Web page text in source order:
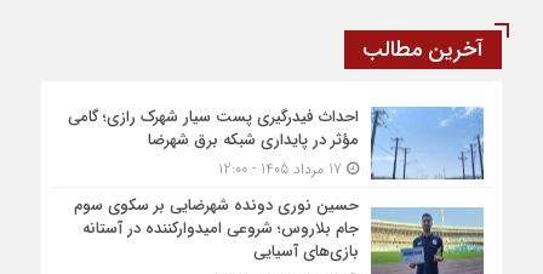
آخرین مطالب
احداث فیدرگیری پست سیار شهرک رازی؛ گامی
مؤثر در پایداری شبکه برق شهرضا
حسین نوری دونده شهرضایی بر سکوی سوم
جام بلاروس؛ شروعی امیدوارکننده در آستانه
بازی‌های آسیایی